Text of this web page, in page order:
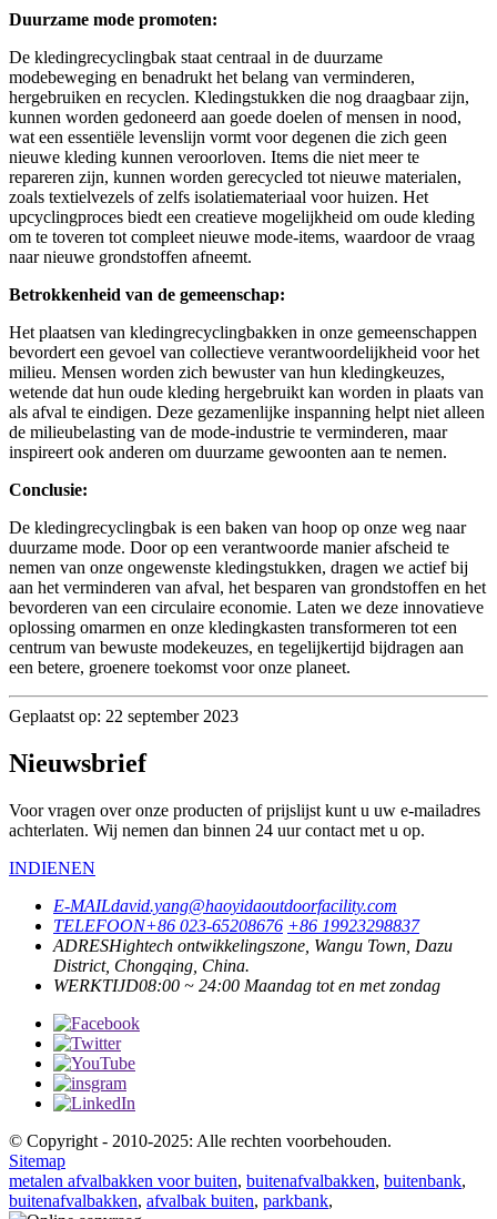
Duurzame mode promoten:
De kledingrecyclingbak staat centraal in de duurzame
modebeweging en benadrukt het belang van verminderen,
hergebruiken en recyclen. Kledingstukken die nog draagbaar zijn,
kunnen worden gedoneerd aan goede doelen of mensen in nood,
wat een essentiële levenslijn vormt voor degenen die zich geen
nieuwe kleding kunnen veroorloven. Items die niet meer te
repareren zijn, kunnen worden gerecycled tot nieuwe materialen,
zoals textielvezels of zelfs isolatiemateriaal voor huizen. Het
upcyclingproces biedt een creatieve mogelijkheid om oude kleding
om te toveren tot compleet nieuwe mode-items, waardoor de vraag
naar nieuwe grondstoffen afneemt.
Betrokkenheid van de gemeenschap:
Het plaatsen van kledingrecyclingbakken in onze gemeenschappen
bevordert een gevoel van collectieve verantwoordelijkheid voor het
milieu. Mensen worden zich bewuster van hun kledingkeuzes,
wetende dat hun oude kleding hergebruikt kan worden in plaats van
als afval te eindigen. Deze gezamenlijke inspanning helpt niet alleen
de milieubelasting van de mode-industrie te verminderen, maar
inspireert ook anderen om duurzame gewoonten aan te nemen.
Conclusie:
De kledingrecyclingbak is een baken van hoop op onze weg naar
duurzame mode. Door op een verantwoorde manier afscheid te
nemen van onze ongewenste kledingstukken, dragen we actief bij
aan het verminderen van afval, het besparen van grondstoffen en het
bevorderen van een circulaire economie. Laten we deze innovatieve
oplossing omarmen en onze kledingkasten transformeren tot een
centrum van bewuste modekeuzes, en tegelijkertijd bijdragen aan
een betere, groenere toekomst voor onze planeet.
Geplaatst op: 22 september 2023
Nieuwsbrief
Voor vragen over onze producten of prijslijst kunt u uw e-mailadres
achterlaten. Wij nemen dan binnen 24 uur contact met u op.
INDIENEN
E-MAILdavid.yang@haoyidaoutdoorfacility.com
TELEFOON+86 023-65208676 +86 19923298837
ADRESHightech ontwikkelingszone, Wangu Town, Dazu
District, Chongqing, China.
WERKTIJD08:00 ~ 24:00 Maandag tot en met zondag
© Copyright - 2010-2025: Alle rechten voorbehouden.
Sitemap
metalen afvalbakken voor buiten, buitenafvalbakken, buitenbank,
buitenafvalbakken, afvalbak buiten, parkbank,